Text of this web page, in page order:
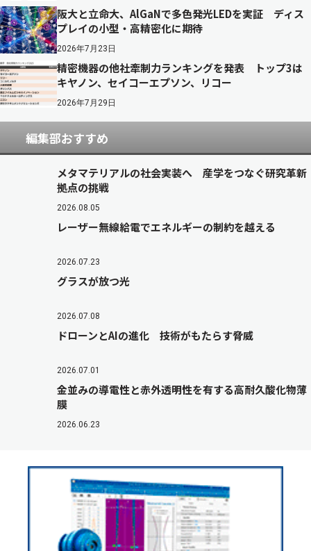
阪大と立命大、AlGaNで多色発光LEDを実証 ディス
プレイの小型・高精密化に期待
2026年7月23日
精密機器の他社牽制力ランキングを発表 トップ3は
キヤノン、セイコーエプソン、リコー
2026年7月29日
編集部おすすめ
メタマテリアルの社会実装へ 産学をつなぐ研究革新
拠点の挑戦
2026.08.05
レーザー無線給電でエネルギーの制約を越える
2026.07.23
グラスが放つ光
2026.07.08
ドローンとAIの進化 技術がもたらす脅威
2026.07.01
金並みの導電性と赤外透明性を有する高耐久酸化物薄
膜
2026.06.23